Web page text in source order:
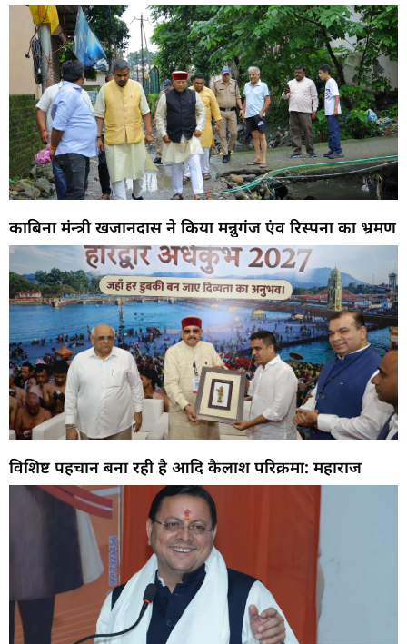
काबिना मंन्त्री खजानदास ने किया मन्नुगंज एंव रिस्पना का भ्रमण
विशिष्ट पहचान बना रही है आदि कैलाश परिक्रमा: महाराज